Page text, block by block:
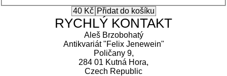
RYCHLÝ KONTAKT
Aleš Brzobohatý
Antikvariát "Felix Jenewein"
Poličany 9,
284 01 Kutná Hora,
Czech Republic